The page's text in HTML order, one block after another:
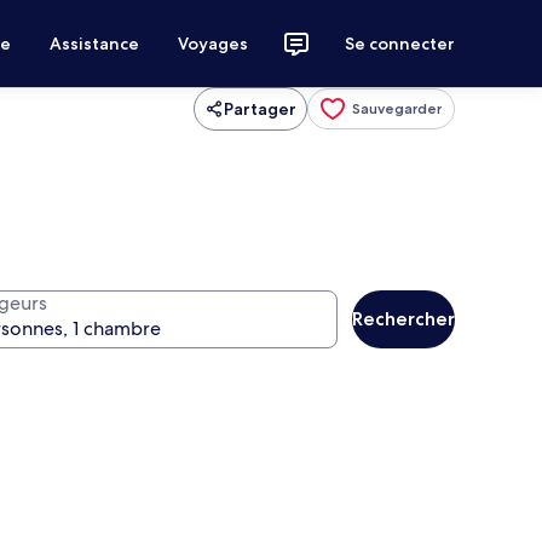
Assistance Voyages Se connecter
Partager Sauvegarder
Rechercher